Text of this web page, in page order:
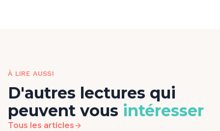
À LIRE AUSSI
D'autres lectures qui
peuvent vous intéresser
Tous les articles